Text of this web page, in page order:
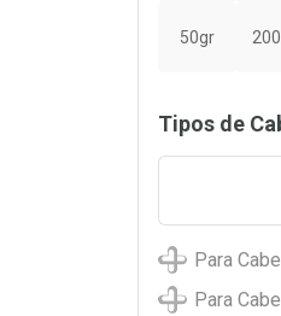
50gr
Tipos de
Para
Para